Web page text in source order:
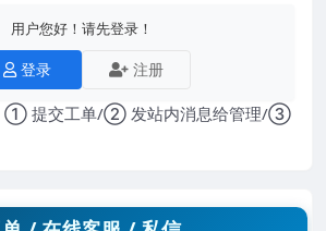
用户您好！请先登录！
登录 注册
① 提交工单/② 发站内消息给管理/③